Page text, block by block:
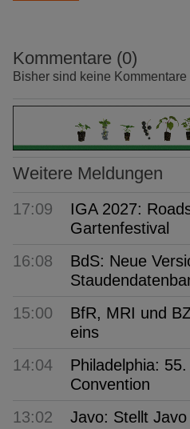
Kommentare (0)
Bisher sind keine
Weitere Meldungen
17:09
IGA 2027:
Gartenfestival
16:08
BdS: Neue
15:00
BfR, MRI und
eins
14:04
Philadelphia:
Convention
13:02
Javo: Stellt